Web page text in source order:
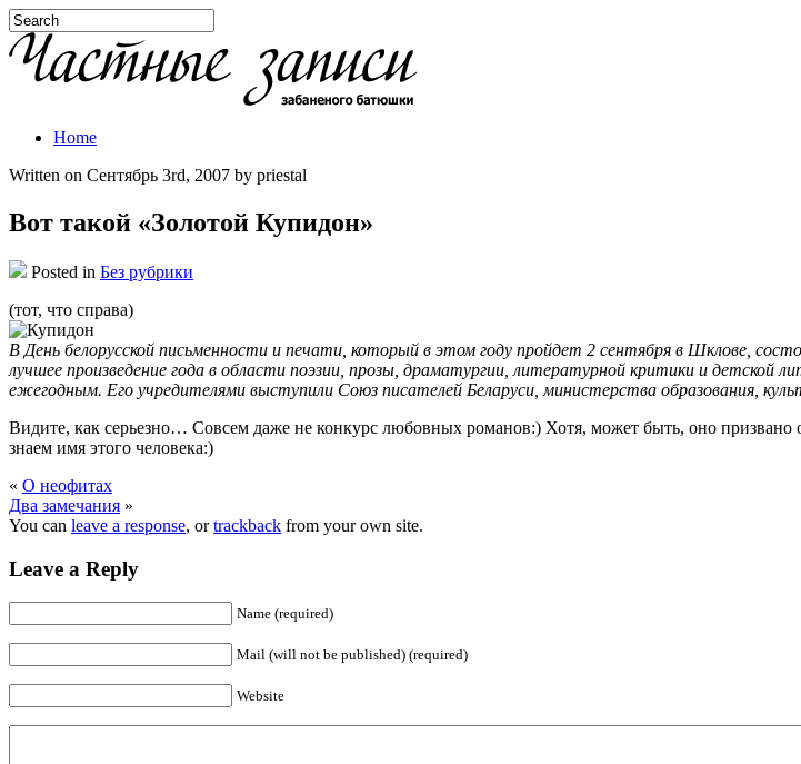
Home
Written on Сентябрь 3rd, 2007 by priestal
Вот такой «Золотой Купидон»
Posted in Без рубрики
(тот, что справа)
В День белорусской письменности и печати, который в этом году пройдет 2 сентября в Шклове,
лучшее произведение года в области поэзии, прозы, драматургии, литературной критики и детской
ежегодным. Его учредителями выступили Союз писателей Беларуси, министерства образования,
Видите, как серьезно… Совсем даже не конкурс любовных романов:) Хотя, может быть, оно
знаем имя этого человека:)
« О неофитах
Два замечания »
You can leave a response, ortrackback from your own site.
Leave a Reply
Name (required)
Mail (will not be published) (required)
Website